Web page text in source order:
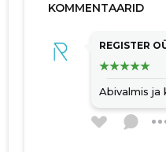
KOMMENTAARID
REGISTER
Abivalmis ja